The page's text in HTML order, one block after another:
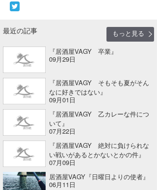
最近の記事
もっと見る
『居酒屋VAGY 卒業』
09月29日
『居酒屋VAGY そもそも夏がそん
なに好きではない』
09月01日
『居酒屋VAGY 乙カレーな件につ
いて』
07月22日
『居酒屋VAGY 絶対に負けられな
い戦いがあるとかないとかの件』
07月09日
居酒屋VAGY『日曜日よりの使者』
06月11日